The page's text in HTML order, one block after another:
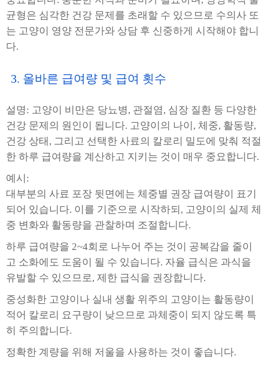
균형은 심각한 건강 문제를 초래할 수 있으므로 수의사 또
는 고양이 영양 전문가와 상담 후 신중하게 시작해야 합니
다.
3. 올바른 급여량 및 급여 횟수
설명: 고양이 비만은 당뇨병, 관절염, 심장 질환 등 다양한
건강 문제의 원인이 됩니다. 고양이의 나이, 체중, 활동량,
건강 상태, 그리고 선택한 사료의 칼로리 밀도에 맞춰 적절
한 하루 급여량을 계산하고 지키는 것이 매우 중요합니다.
예시:
대부분의 사료 포장 뒷면에는 체중별 권장 급여량이 표기
되어 있습니다. 이를 기준으로 시작하되, 고양이의 실제 체
중 변화와 활동량을 관찰하며 조절합니다.
하루 급여량을 2~4회로 나누어 주는 것이 공복감을 줄이
고 소화에도 도움이 될 수 있습니다. 자율 급식은 과식을
유발할 수 있으므로, 제한 급식을 권장합니다.
중성화한 고양이나 실내 생활 위주의 고양이는 활동량이
적어 칼로리 요구량이 낮으므로 과체중이 되지 않도록 특
히 주의합니다.
정확한 계량을 위해 저울을 사용하는 것이 좋습니다.